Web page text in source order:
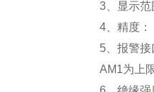
3
显示
4 、精度：
5 、报警接
AM1为上